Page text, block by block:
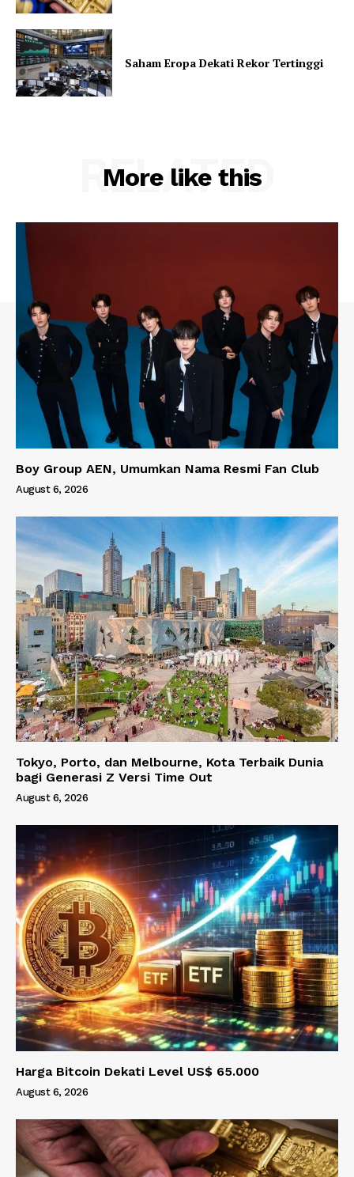
Saham Eropa Dekati Rekor Tertinggi
More like this
RELATED
Boy Group AEN, Umumkan Nama Resmi Fan Club
August 6, 2026
Tokyo, Porto, dan Melbourne, Kota Terbaik Dunia
bagi Generasi Z Versi Time Out
August 6, 2026
Harga Bitcoin Dekati Level US$ 65.000
August 6, 2026